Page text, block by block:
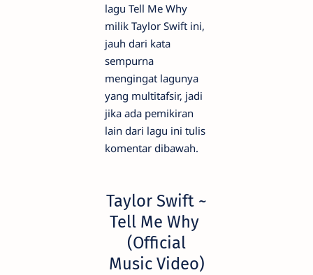
lagu Tell Me Why
milik Taylor Swift ini,
jauh dari kata
sempurna
mengingat lagunya
yang multitafsir, jadi
jika ada pemikiran
lain dari lagu ini tulis
komentar dibawah.
Taylor Swift ~
Tell Me Why
(Official
Music Video)